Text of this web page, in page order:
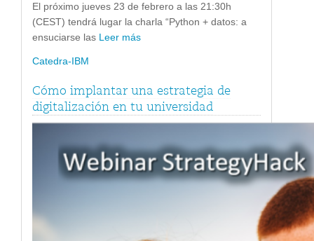
El próximo jueves 23 de febrero a las 21:30h
(CEST) tendrá lugar la charla “Python + datos: a
ensuciarse las Leer más
Catedra-IBM
Cómo implantar una estrategia de
digitalización en tu universidad